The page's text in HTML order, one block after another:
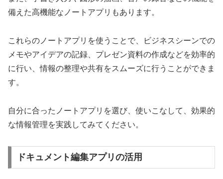
備えた高機能なノートアプリもあります。
これらのノートアプリを使うことで、ビジネスシーンでの
メモやアイデアの記録、プレゼン資料の作成などを効率的
に行い、情報の整理や共有をスムーズに行うことができま
す。
自分に合ったノートアプリを選び、使いこなして、効果的
な情報管理を実践してみてください。
ドキュメント編集アプリの活用